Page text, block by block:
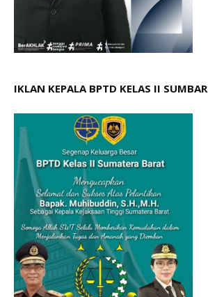
IKLAN KEPALA BPTD KELAS II SUMBAR